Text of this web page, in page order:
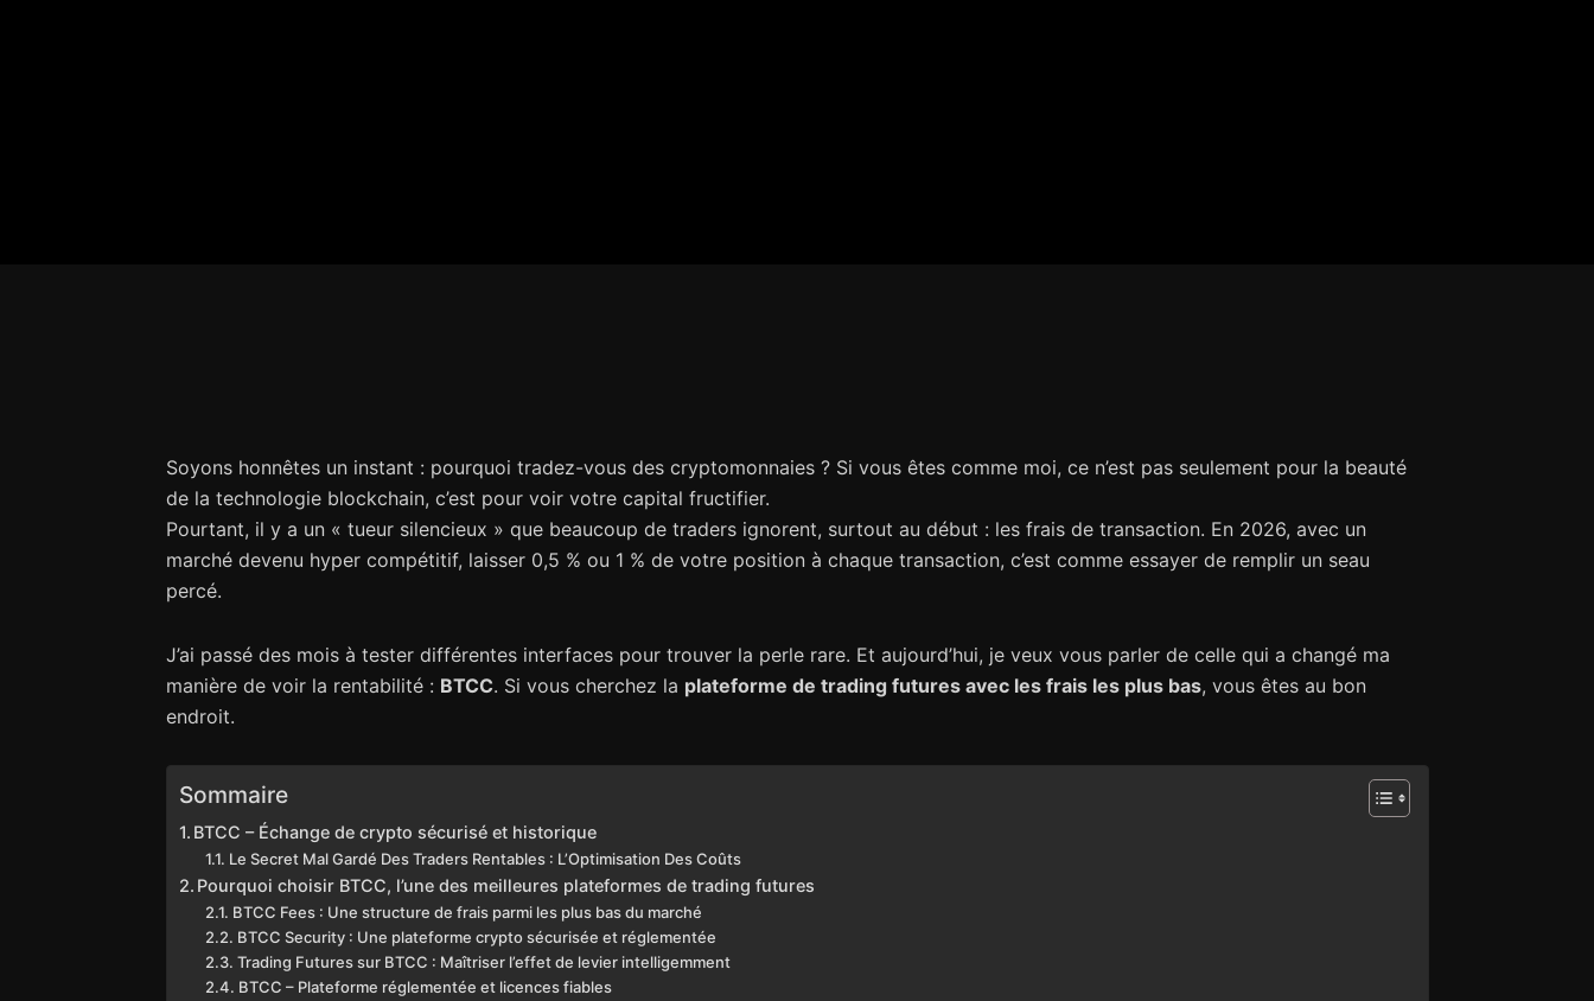
Soyons honnêtes un instant : pourquoi tradez-vous des cryptomonnaies ? Si vous êtes comme moi, ce n’est pas seulement pour la beauté
de la technologie blockchain, c’est pour voir votre capital fructifier.
Pourtant, il y a un « tueur silencieux » que beaucoup de traders ignorent, surtout au début : les frais de transaction. En 2026, avec un
marché devenu hyper compétitif, laisser 0,5 % ou 1 % de votre position à chaque transaction, c’est comme essayer de remplir un seau
percé.
J’ai passé des mois à tester différentes interfaces pour trouver la perle rare. Et aujourd’hui, je veux vous parler de celle qui a changé ma
manière de voir la rentabilité : BTCC. Si vous cherchez la plateforme de trading futures avec les frais les plus bas, vous êtes au bon
endroit.
Sommaire
BTCC – Échange de crypto sécurisé et historique
Le Secret Mal Gardé Des Traders Rentables : L’Optimisation Des Coûts
Pourquoi choisir BTCC, l’une des meilleures plateformes de trading futures
BTCC Fees : Une structure de frais parmi les plus bas du marché
BTCC Security : Une plateforme crypto sécurisée et réglementée
Trading Futures sur BTCC : Maîtriser l’effet de levier intelligemment
BTCC – Plateforme réglementée et licences fiables